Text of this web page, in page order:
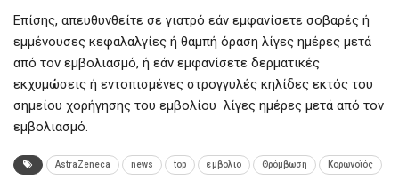
Επίσης, απευθυνθείτε σε γιατρό εάν εμφανίσετε σοβαρές ή
εμμένουσες κεφαλαλγίες ή θαμπή όραση λίγες ημέρες μετά
από τον εμβολιασμό, ή εάν εμφανίσετε δερματικές
εκχυμώσεις ή εντοπισμένες στρογγυλές κηλίδες εκτός του
σημείου χορήγησης του εμβολίου λίγες ημέρες μετά από τον
εμβολιασμό.
AstraZeneca news top εμβολιο Θρόμβωση Κορωνοϊός